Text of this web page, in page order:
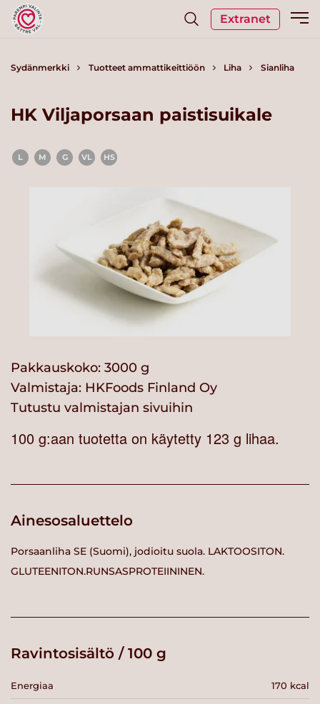
Extranet
Sydänmerkki Tuotteet ammattikeittiöön Liha Sianliha
HK Viljaporsaan paistisuikale
L M G VL HS
Pakkauskoko: 3000 g
Valmistaja: HKFoods Finland Oy
Tutustu valmistajan sivuihin
100 g:aan tuotetta on käytetty 123 g lihaa.
Ainesosaluettelo
Porsaanliha SE (Suomi), jodioitu suola. LAKTOOSITON.
GLUTEENITON.RUNSASPROTEIININEN.
Ravintosisältö / 100 g
Energiaa 170 kcal